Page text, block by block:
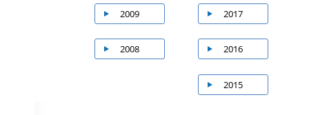
2017
2016
2015
2009
2008